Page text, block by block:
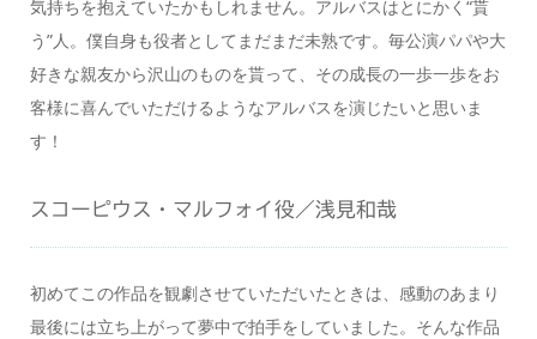
気持ちを抱えていたかもしれません。アルバスはとにかく“貰
う”人。僕自身も役者としてまだまだ未熟です。毎公演パパや大
好きな親友から沢山のものを貰って、その成長の一歩一歩をお
客様に喜んでいただけるようなアルバスを演じたいと思いま
す！
スコーピウス・マルフォイ役／浅見和哉
初めてこの作品を観劇させていただいたときは、感動のあまり
最後には立ち上がって夢中で拍手をしていました。そんな作品